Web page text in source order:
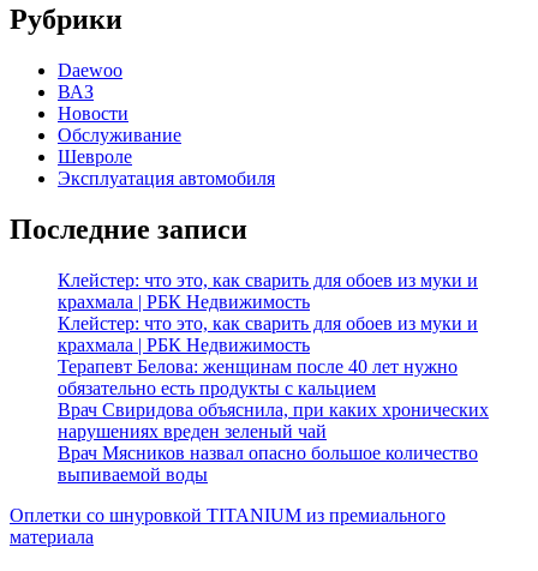
Рубрики
Daewoo
ВАЗ
Новости
Обслуживание
Шевроле
Эксплуатация автомобиля
Последние записи
Клейстер: что это, как сварить для обоев из муки и
крахмала | РБК Недвижимость
Клейстер: что это, как сварить для обоев из муки и
крахмала | РБК Недвижимость
Терапевт Белова: женщинам после 40 лет нужно
обязательно есть продукты с кальцием
Врач Свиридова объяснила, при каких хронических
нарушениях вреден зеленый чай
Врач Мясников назвал опасно большое количество
выпиваемой воды
Оплетки со шнуровкой TITANIUM из премиального
материала